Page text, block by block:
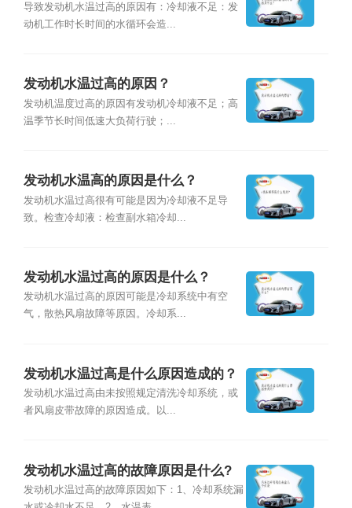
导致发动机水温过高的原因有：冷却液不足：发
动机工作时长时间的水循环会造...
发动机水温过高的原因？
发动机温度过高的原因有发动机冷却液不足；高
温季节长时间低速大负荷行驶；...
发动机水温高的原因是什么？
发动机水温过高很有可能是因为冷却液不足导
致。检查冷却液：检查副水箱冷却...
发动机水温过高的原因是什么？
发动机水温过高的原因可能是冷却系统中有空
气，散热风扇故障等原因。冷却系...
发动机水温过高是什么原因造成的？
发动机水温过高由未按照规定清洗冷却系统，或
者风扇皮带故障的原因造成。以...
发动机水温过高的故障原因是什么?
发动机水温过高的故障原因如下：1、冷却系统漏